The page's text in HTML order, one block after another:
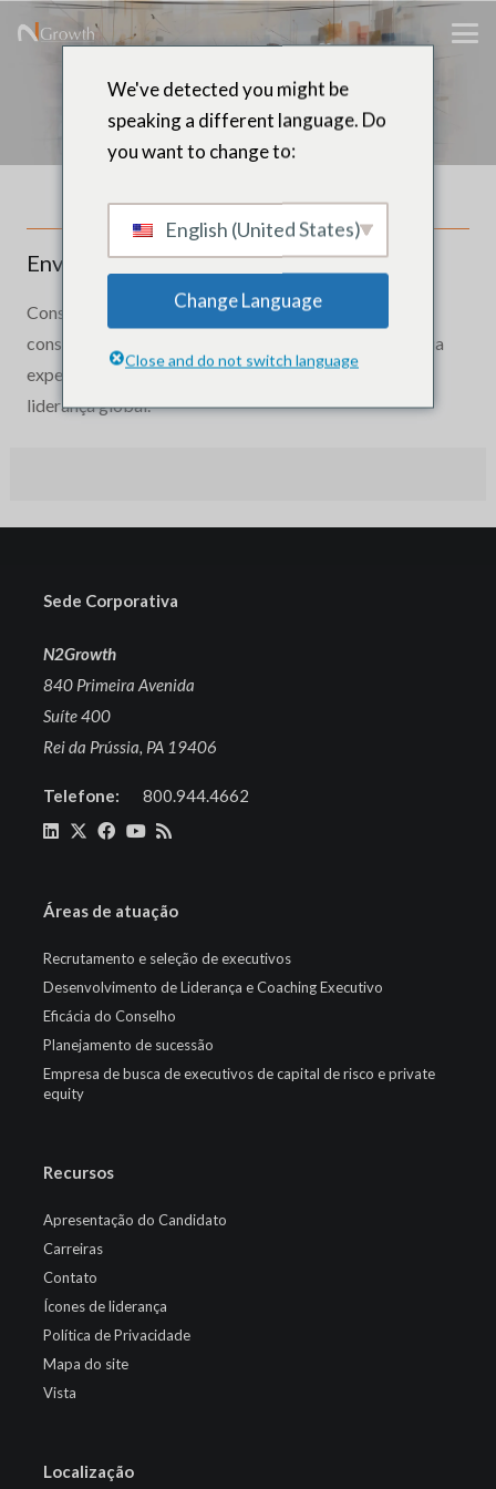
APRESENTAÇÃO DO
CANDIDATO
Enviar histórico de carreira
Construa um relacionamento com a N2Growth e seja
considerado para novas oportunidades, registrando sua
experiência profissional em nosso banco de dados de
liderança global.
Sede Corporativa
N2Growth
840 Primeira Avenida
Suíte 400
Rei da Prússia, PA 19406
Telefone: 800.944.4662
Áreas de atuação
Recrutamento e seleção de executivos
Desenvolvimento de Liderança e Coaching Executivo
Eficácia do Conselho
Planejamento de sucessão
Empresa de busca de executivos de capital de risco e private
equity
Recursos
Apresentação do Candidato
Carreiras
Contato
Ícones de liderança
Política de Privacidade
Mapa do site
Vista
Localização
We've detected you might be
speaking a different language. Do
you want to change to:
English (United States)
Change Language
Close and do not switch language